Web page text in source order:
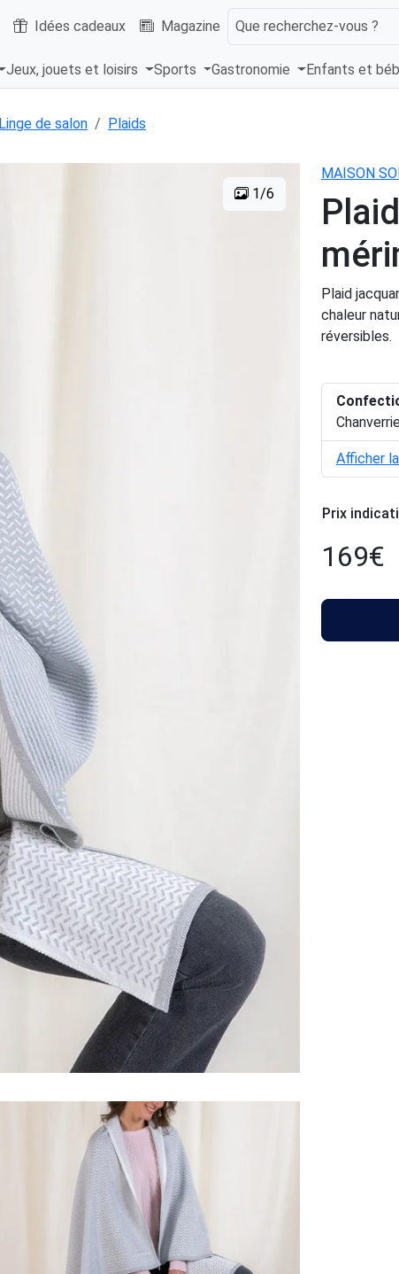
Idées cadeaux Magazine Que recherchez-vous ?
Jeux, jouets et loisirs Sports Gastronomie Enfants et
Linge de salon Plaids
1/6
MAISON
Plaid
chaleur
réversibles.
Afficher
Prix
169€